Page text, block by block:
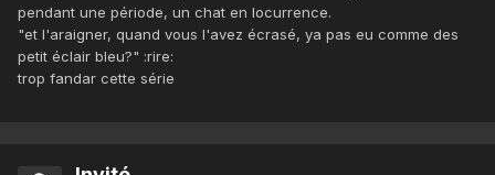
pendant une période, un chat en locurrence.
"et l'araigner, quand vous l'avez écrasé, ya pas eu comme des
petit éclair bleu?" :rire:
trop fandar cette série